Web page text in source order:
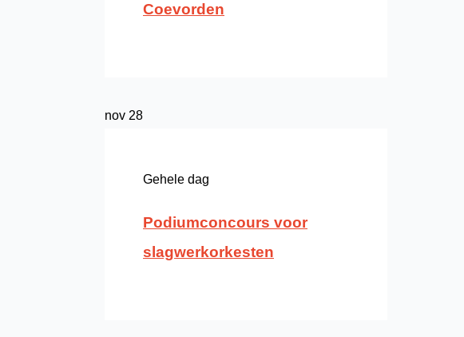
Coevorden
nov 28
Gehele dag
Podiumconcours voor
slagwerkorkesten